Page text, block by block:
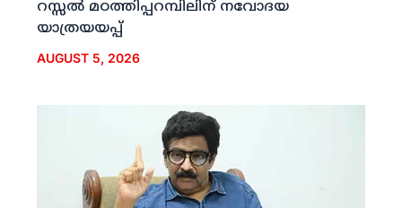
റസ്സല്‍ മഠത്തിപ്പറമ്പിലിന് നവോദയ
യാത്രയയപ്പ്
AUGUST 5, 2026